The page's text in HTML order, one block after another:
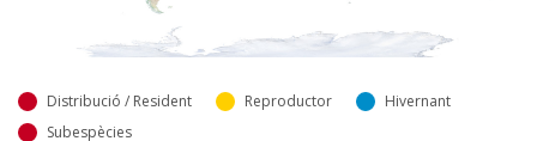
Distribució / Resident Reproductor
Hivernant
Subespècies